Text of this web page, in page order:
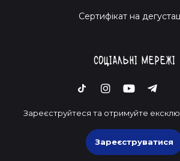
Cертифікат на
Соціальні мережі
Зареєструйтеся та отримуйте
Зареєструватися